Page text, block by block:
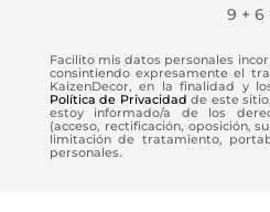
9 + 6
Facilito mis datos personales
consintiendo expresamente el
KaizenDecor, en la finalidad y
Política de Privacidad de este
estoy informado/a de los
(acceso, rectificación, oposición,
limitación de tratamiento,
personales.